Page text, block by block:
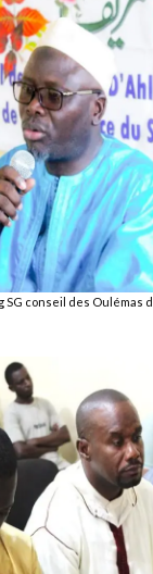
conseil des Oulémas